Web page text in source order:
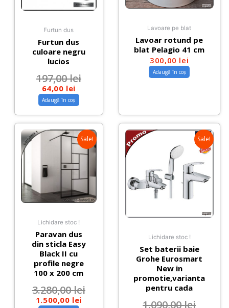
Furtun dus
Furtun dus
culoare negru
lucios
197,00lei
64,00 lei
Adaugă în coș
Lavoare pe blat
Lavoar rotund pe
blat Pelagio 41 cm
300,00 lei
Adaugă în coș
Sale!
Lichidare stoc !
Paravan dus
din sticla Easy
Black II cu
profile negre
100 x 200 cm
3.280,00lei
1.500,00 lei
Sale!
Lichidare stoc !
Set baterii baie
Grohe Eurosmart
New in
promotie,varianta
pentru cada
1.090,00lei